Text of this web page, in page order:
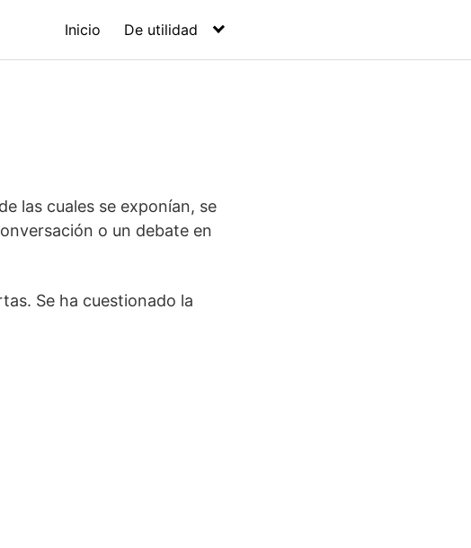
Inicio De utilidad
las cuales se exponían, se
o un debate en
Se ha cuestionado la